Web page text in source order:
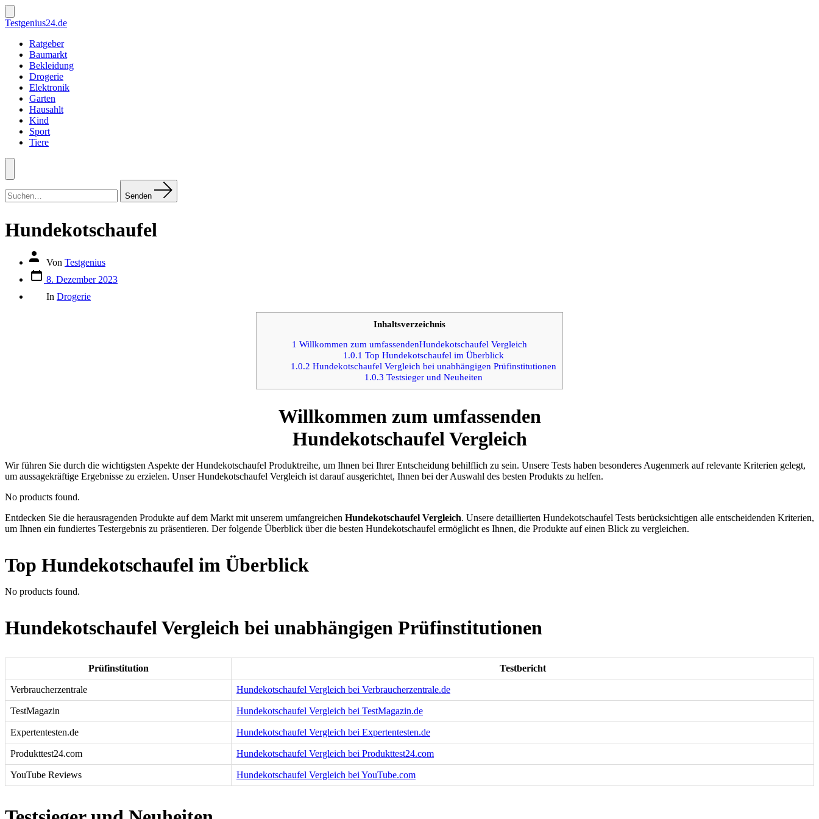
Zum
Inhalt
springen
Suche
ein-/ausblenden
Testgenius24.de
Ratgeber
Baumarkt
Bekleidung
Drogerie
Elektronik
Garten
Hausahlt
Kind
Sport
Tiere
Menü
nach:
Senden
Hundekotschaufel
Autor
Beitrags
Von Testgenius
Datum
des
Beitrags
8. Dezember 2023
In Drogerie
Inhaltsverzeichnis
1 Willkommen zum umfassendenHundekotschaufel Vergleich
1.0.1 Top Hundekotschaufel im Überblick
1.0.2 Hundekotschaufel Vergleich bei unabhängigen Prüfinstitutionen
1.0.3 Testsieger und Neuheiten
Willkommen zum umfassenden
Hundekotschaufel Vergleich
Wir führen Sie durch die wichtigsten Aspekte der Hundekotschaufel Produktreihe, um Ihnen bei Ihrer Entscheidung behilflich zu sein. Unsere Tests haben besonderes Augenmerk auf relevante Kriterien gelegt,
um aussagekräftige Ergebnisse zu erzielen. Unser Hundekotschaufel Vergleich ist darauf ausgerichtet, Ihnen bei der Auswahl des besten Produkts zu helfen.
No products found.
Entdecken Sie die herausragenden Produkte auf dem Markt mit unserem umfangreichen Hundekotschaufel Vergleich. Unsere detaillierten Hundekotschaufel Tests berücksichtigen alle entscheidenden Kriterien,
um Ihnen ein fundiertes Testergebnis zu präsentieren. Der folgende Überblick über die besten Hundekotschaufel ermöglicht es Ihnen, die Produkte auf einen Blick zu vergleichen.
Top Hundekotschaufel im Überblick
No products found.
Hundekotschaufel Vergleich bei unabhängigen Prüfinstitutionen
Prüfinstitution Testbericht
Verbraucherzentrale Hundekotschaufel Vergleich bei Verbraucherzentrale.de
TestMagazin Hundekotschaufel Vergleich bei TestMagazin.de
Expertentesten.de Hundekotschaufel Vergleich bei Expertentesten.de
Produkttest24.com Hundekotschaufel Vergleich bei Produkttest24.com
YouTube Reviews Hundekotschaufel Vergleich bei YouTube.com